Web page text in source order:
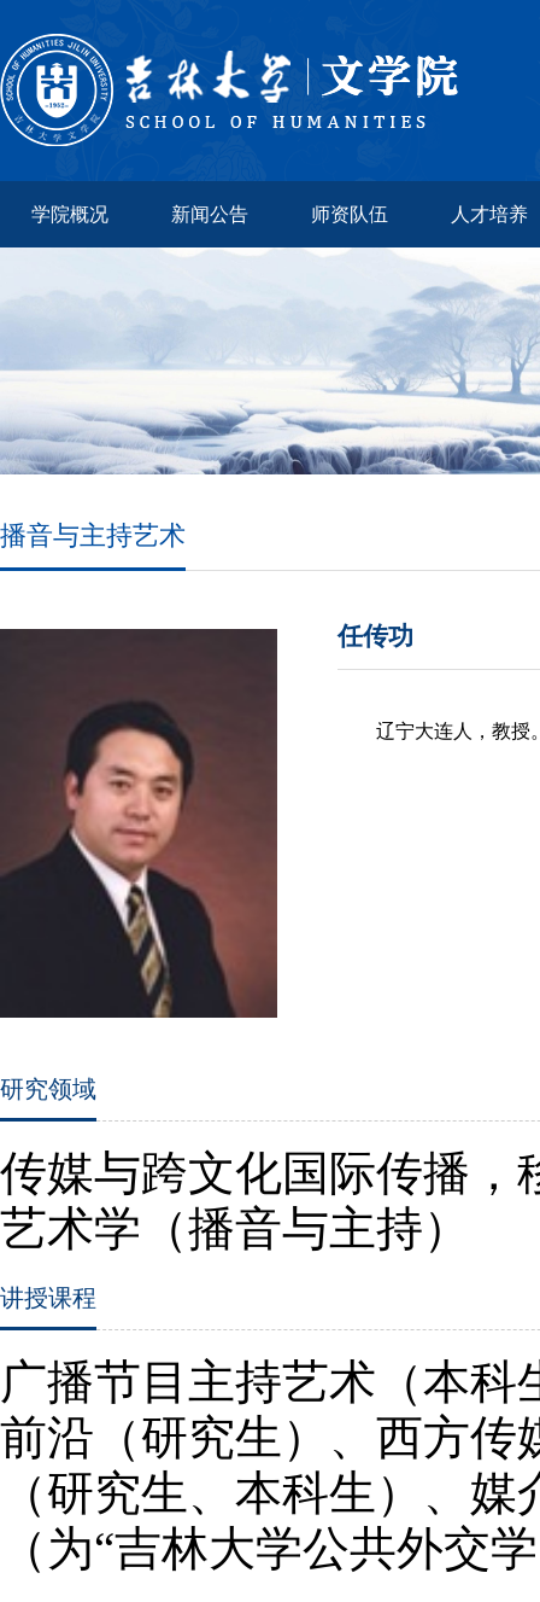
学院概况 新闻公告 师资队伍 人才培养
播音与主持艺术
任传功
辽宁大连人，教授
研究领域
传媒与跨文化国际传播，
艺术学（播音与主持）
讲授课程
广播节目主持艺术（本
前沿（研究生）、西方传
（研究生、本科生）、
（为“吉林大学公共外交